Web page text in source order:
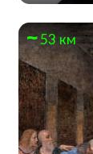
53 км